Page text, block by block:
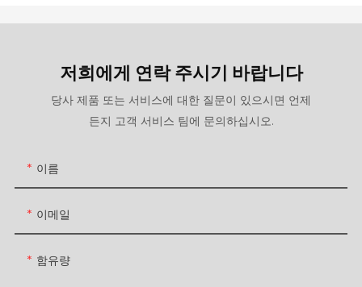
저희에게 연락 주시기 바랍니다
당사 제품 또는 서비스에 대한 질문이 있으시면 언제
든지 고객 서비스 팀에 문의하십시오.
이름
이메일
함유량